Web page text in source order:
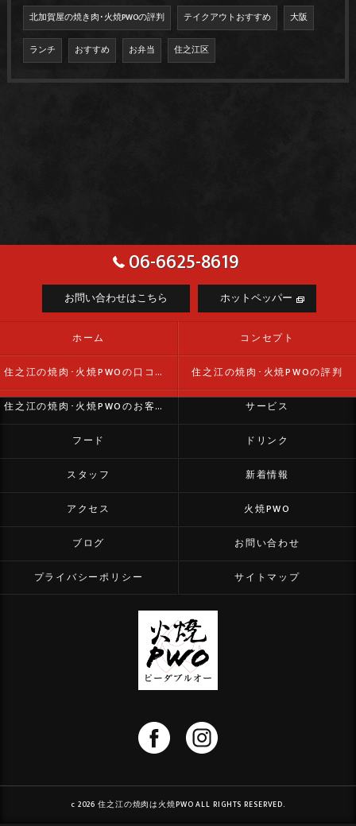
北加賀屋の焼き肉･火焼PWOの評判 テイクアウトおすすめ 大阪
ランチ おすすめ お弁当 住之江区
06-6625-8619
お問い合わせはこちら ホットペッパー
ホーム コンセプト
住之江の焼肉･火焼PWOの口コミ情報 住之江の焼肉･火焼PWOの評判
住之江の焼肉･火焼PWOのお客様の声 サービス
フード ドリンク
スタッフ 新着情報
アクセス 火焼PWO
ブログ お問い合わせ
プライバシーポリシー サイトマップ
c 2026 住之江の焼肉は火焼PWO ALL RIGHTS RESERVED.